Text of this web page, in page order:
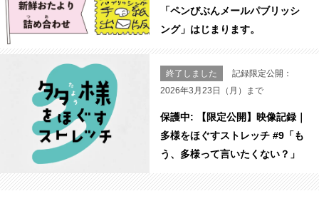
「ペンびぶんメールパブリッシ
ング」はじまります。
終了しました
記録限定公開：
2026年3月23日（月）まで
保護中: 【限定公開】映像記録｜
多様をほぐすストレッチ #9「も
う、多様って言いたくない？」